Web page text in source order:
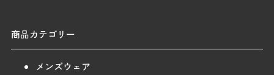
商品カテゴリー
メンズウェア